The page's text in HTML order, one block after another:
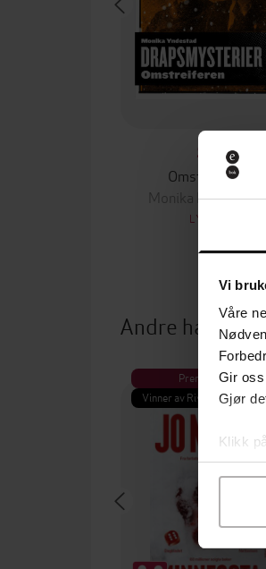
Vi
Våre
Gir
Gjør
Klikk
99,-
Omstreiferen
Monika N.
LYDBOK
Andre har
Premium
Vinner av Rivertonprisen